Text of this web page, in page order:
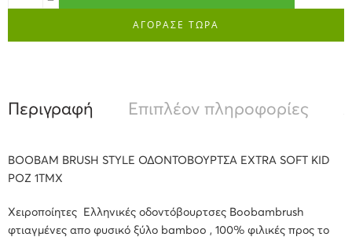
ΑΓΟΡΑΣΕ ΤΩΡΑ
Περιγραφή Επιπλέον πληροφορίες
BOOBAM BRUSH STYLE ΟΔΟΝΤΟΒΟΥΡΤΣΑ EXTRA SOFT KID
ΡΟΖ 1ΤΜΧ
Xειροποίητες Ελληνικές οδοντόβουρτσες Βoobambrush
φτιαγμένες απο φυσικό ξύλο bamboo , 100% φιλικές προς το